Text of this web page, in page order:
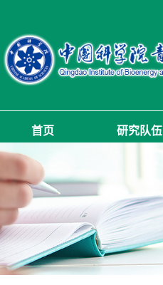
首页 研究队伍